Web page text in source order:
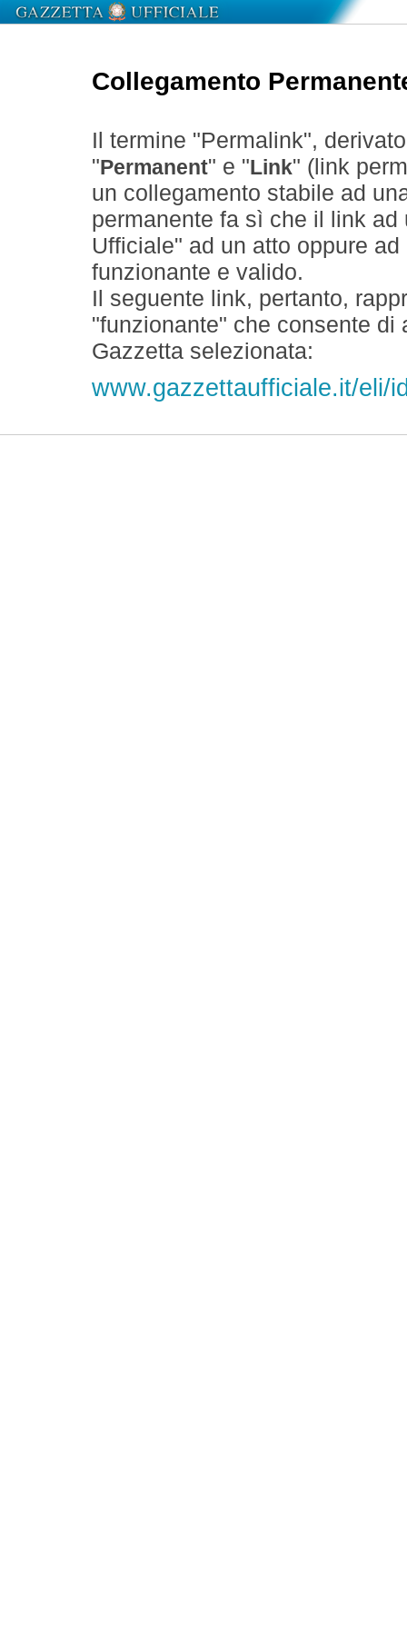
Collegamento
Il termine "Permalink",
" Permanent" e " Link" (link
un collegamento stabile ad
permanente fa sì che il link
Ufficiale" ad un atto oppure
funzionante e valido.
Il seguente link, pertanto,
"funzionante" che consente
Gazzetta selezionata:
www.gazzettaufficiale.it/eli/